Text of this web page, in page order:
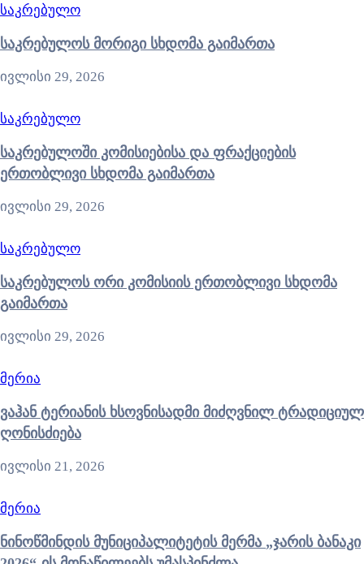
საკრებულო
საკრებულოს მორიგი სხდომა გაიმართა
ივლისი 29, 2026
საკრებულო
საკრებულოში კომისიებისა და ფრაქციების
ერთობლივი სხდომა გაიმართა
ივლისი 29, 2026
საკრებულო
საკრებულოს ორი კომისიის ერთობლივი სხდომა
გაიმართა
ივლისი 29, 2026
მერია
ვაჰან ტერიანის ხსოვნისადმი მიძღვნილ ტრადიციულ
ღონისძიება
ივლისი 21, 2026
მერია
ნინოწმინდის მუნიციპალიტეტის მერმა „ჯარის ბანაკი